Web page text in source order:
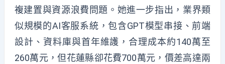
複建置與資源浪費問題。她進一步指出，業界類
似規模的AI客服系統，包含GPT模型串接、前端
設計、資料庫與首年維護，合理成本約140萬至
260萬元，但花蓮縣卻花費700萬元，價差高達兩